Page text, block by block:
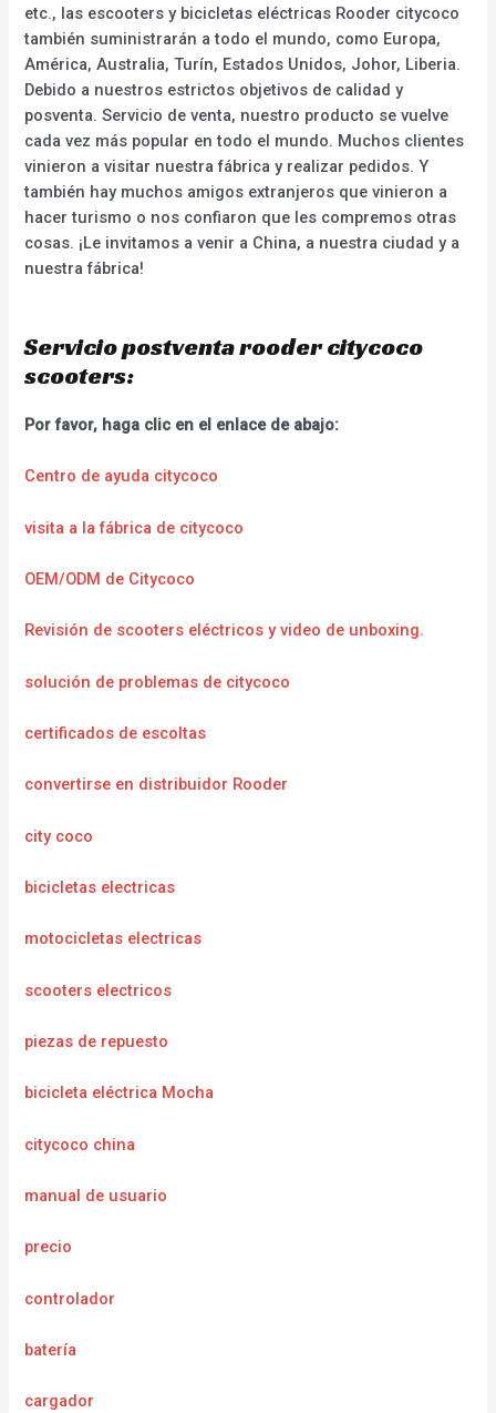
etc., las escooters y bicicletas eléctricas Rooder citycoco
también suministrarán a todo el mundo, como Europa,
América, Australia, Turín, Estados Unidos, Johor, Liberia.
Debido a nuestros estrictos objetivos de calidad y
posventa. Servicio de venta, nuestro producto se vuelve
cada vez más popular en todo el mundo. Muchos clientes
vinieron a visitar nuestra fábrica y realizar pedidos. Y
también hay muchos amigos extranjeros que vinieron a
hacer turismo o nos confiaron que les compremos otras
cosas. ¡Le invitamos a venir a China, a nuestra ciudad y a
nuestra fábrica!
Servicio postventa rooder citycoco
scooters:
Por favor, haga clic en el enlace de abajo:
Centro de ayuda citycoco
visita a la fábrica de citycoco
OEM/ODM de Citycoco
Revisión de scooters eléctricos y video de unboxing.
solución de problemas de citycoco
certificados de escoltas
convertirse en distribuidor Rooder
city coco
bicicletas electricas
motocicletas electricas
scooters electricos
piezas de repuesto
bicicleta eléctrica Mocha
citycoco china
manual de usuario
precio
controlador
batería
cargador